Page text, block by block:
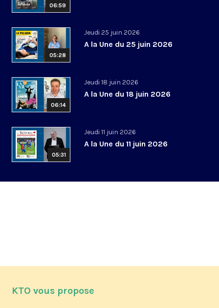
06:59
05:28
Jeudi 25 juin 2026
A la Une du 25 juin 2026
06:14
Jeudi 18 juin 2026
A la Une du 18 juin 2026
05:31
Jeudi 11 juin 2026
A la Une du 11 juin 2026
KTO vous propose